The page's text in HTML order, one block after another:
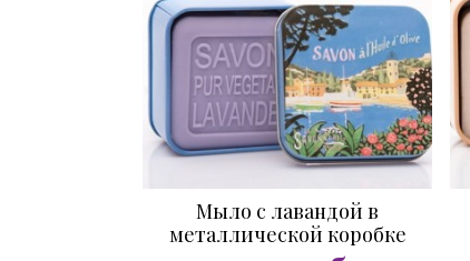
Мыло с лавандой в
металлической коробке